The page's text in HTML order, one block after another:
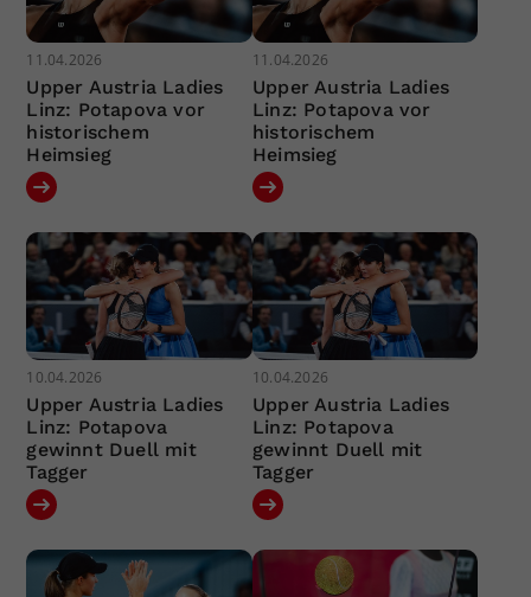
11.04.2026
Upper Austria Ladies
Linz: Potapova vor
historischem
Heimsieg
11.04.2026
Upper Austria Ladies
Linz: Potapova vor
historischem
Heimsieg
10.04.2026
Upper Austria Ladies
Linz: Potapova
gewinnt Duell mit
Tagger
10.04.2026
Upper Austria Ladies
Linz: Potapova
gewinnt Duell mit
Tagger